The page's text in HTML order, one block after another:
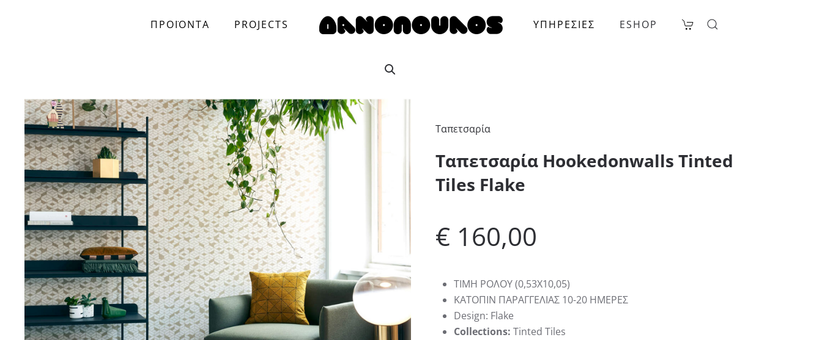
ΠΡΟΪΟΝΤΑ PROJECTS ΥΠΗΡΕΣΙΕΣ ESHOP
Ταπετσαρία
Ταπετσαρία Hookedonwalls Tinted
Tiles Flake
€ 160,00
ΤΙΜΗ ΡΟΛΟΥ (0,53Χ10,05)
KATΟΠΙΝ ΠΑΡΑΓΓΕΛΙΑΣ 10-20 ΗΜΕΡΕΣ
Design: Flake
Collections: Tinted Tiles